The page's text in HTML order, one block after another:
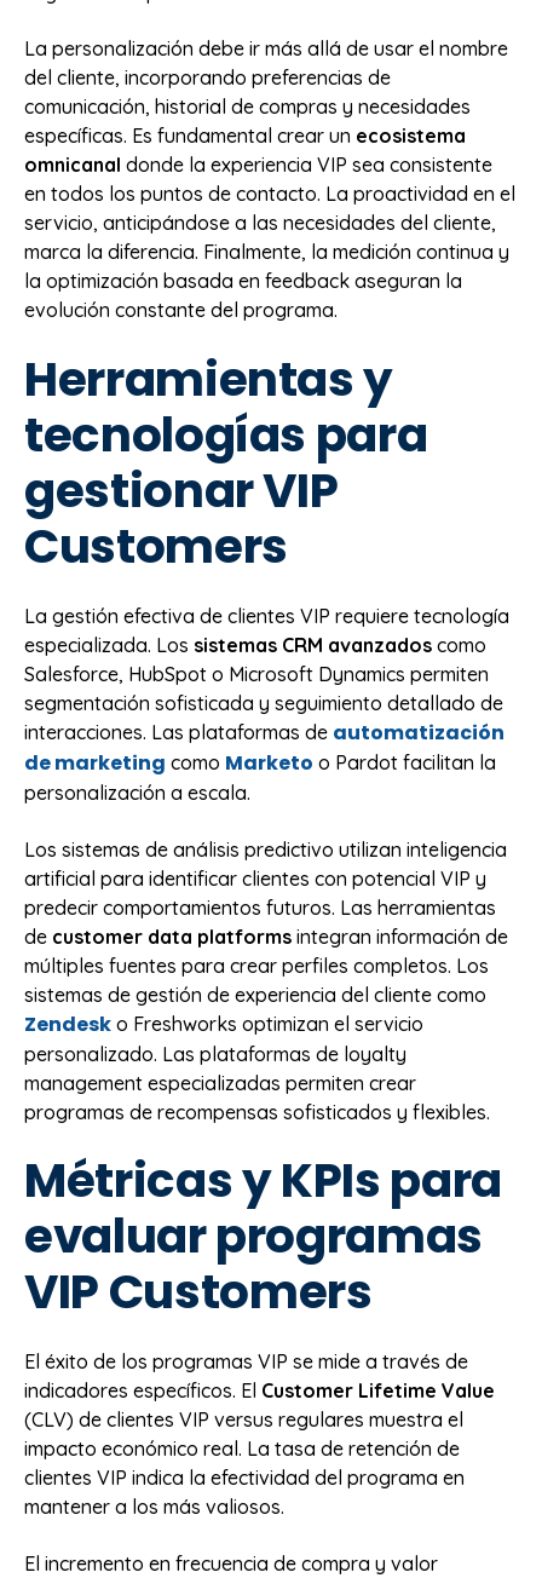
La personalización debe ir más allá de usar el nombre
del cliente, incorporando preferencias de
comunicación, historial de compras y necesidades
específicas. Es fundamental crear un ecosistema
omnicanal donde la experiencia VIP sea consistente
en todos los puntos de contacto. La proactividad en el
servicio, anticipándose a las necesidades del cliente,
marca la diferencia. Finalmente, la medición continua y
la optimización basada en feedback aseguran la
evolución constante del programa.
Herramientas y
tecnologías para
gestionar VIP
Customers
La gestión efectiva de clientes VIP requiere tecnología
especializada. Los sistemas CRM avanzados como
Salesforce, HubSpot o Microsoft Dynamics permiten
segmentación sofisticada y seguimiento detallado de
interacciones. Las plataformas de automatización
de marketing como Marketo o Pardot facilitan la
personalización a escala.
Los sistemas de análisis predictivo utilizan inteligencia
artificial para identificar clientes con potencial VIP y
predecir comportamientos futuros. Las herramientas
de customer data platforms integran información de
múltiples fuentes para crear perfiles completos. Los
sistemas de gestión de experiencia del cliente como
Zendesk o Freshworks optimizan el servicio
personalizado. Las plataformas de loyalty
management especializadas permiten crear
programas de recompensas sofisticados y flexibles.
Métricas y KPIs para
evaluar programas
VIP Customers
El éxito de los programas VIP se mide a través de
indicadores específicos. El Customer Lifetime Value
(CLV) de clientes VIP versus regulares muestra el
impacto económico real. La tasa de retención de
clientes VIP indica la efectividad del programa en
mantener a los más valiosos.
El incremento en frecuencia de compra y valor